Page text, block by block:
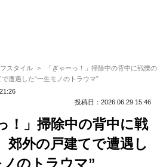
スタイル
「ぎゃーっ！」掃除中の背中に戦慄の
遭遇した“一生モノのトラウマ”
投稿日：2026.06.29 15:46
！」掃除中の背中に戦
郊外の戸建てで遭遇し
のトラウマ”